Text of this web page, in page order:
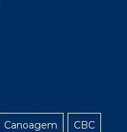
Canoagem CBC